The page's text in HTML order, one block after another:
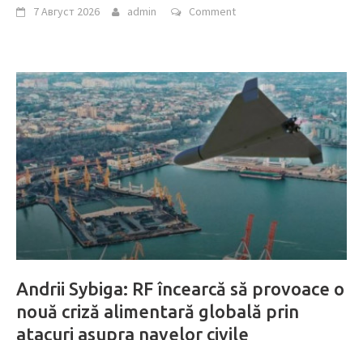
7 Август 2026 admin Comment
Andrii Sybiga: RF încearcă să provoace o
nouă criză alimentară globală prin
atacuri asupra navelor civile